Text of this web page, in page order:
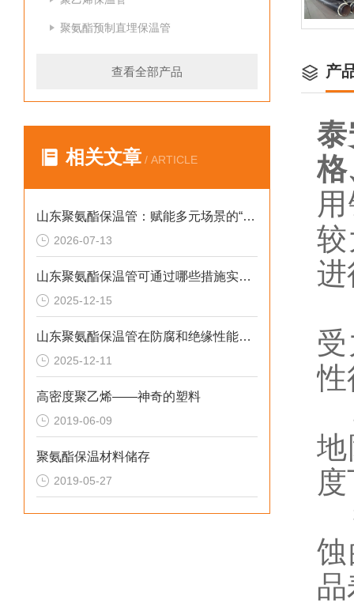
聚氨酯预制直埋保温管
查看全部产品
相关文章 / ARTICLE
山东聚氨酯保温管：赋能多元场景的“隐形守护者”
2026-07-13
山东聚氨酯保温管可通过哪些措施实现快速施工
2025-12-15
山东聚氨酯保温管在防腐和绝缘性能方面表现优异
2025-12-11
高密度聚乙烯——神奇的塑料
2019-06-09
聚氨酯保温材料储存
2019-05-27
产
格
进
性